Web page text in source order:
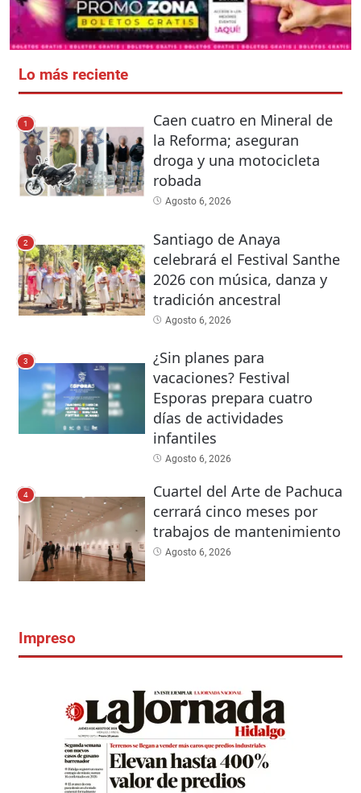
Lo más reciente
1
Caen cuatro en Mineral de
la Reforma; aseguran
droga y una motocicleta
robada
Agosto 6, 2026
2
Santiago de Anaya
celebrará el Festival Santhe
2026 con música, danza y
tradición ancestral
Agosto 6, 2026
3
¿Sin planes para
vacaciones? Festival
Esporas prepara cuatro
días de actividades
infantiles
Agosto 6, 2026
4
Cuartel del Arte de Pachuca
cerrará cinco meses por
trabajos de mantenimiento
Agosto 6, 2026
Impreso